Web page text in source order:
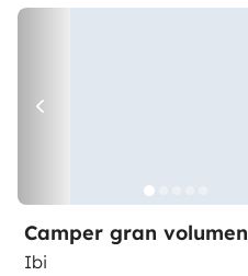
Camper gran volumen
Ibi